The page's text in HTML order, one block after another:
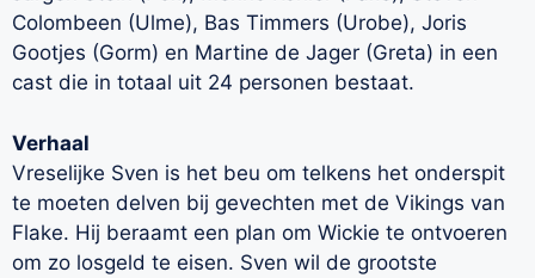
Colombeen (Ulme), Bas Timmers (Urobe), Joris
Gootjes (Gorm) en Martine de Jager (Greta) in een
cast die in totaal uit 24 personen bestaat.
Verhaal
Vreselijke Sven is het beu om telkens het onderspit
te moeten delven bij gevechten met de Vikings van
Flake. Hij beraamt een plan om Wickie te ontvoeren
om zo losgeld te eisen. Sven wil de grootste